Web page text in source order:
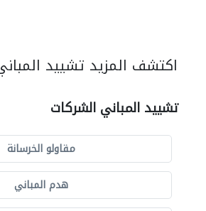
اكتشف المزيد تشييد
تشييد المباني الشركات
مقاولو الخرسانة
هدم المباني